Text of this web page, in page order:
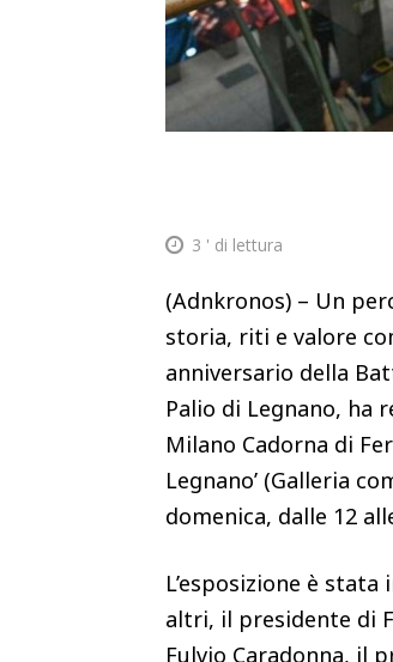
3 ' di lettura
(Adnkronos) – Un
storia, riti e valore
anniversario della
Palio di Legnano, ha
Milano Cadorna di
Legnano’ (Galleria
domenica, dalle 12
L’esposizione è
altri, il presidente di
Fulvio Caradonna, il